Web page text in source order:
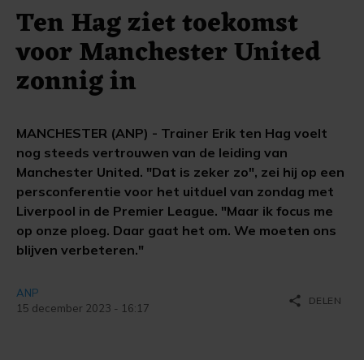
Ten Hag ziet toekomst
voor Manchester United
zonnig in
MANCHESTER (ANP) - Trainer Erik ten Hag voelt
nog steeds vertrouwen van de leiding van
Manchester United. "Dat is zeker zo", zei hij op een
persconferentie voor het uitduel van zondag met
Liverpool in de Premier League. "Maar ik focus me
op onze ploeg. Daar gaat het om. We moeten ons
blijven verbeteren."
ANP
15 december 2023 - 16:17
share DELEN